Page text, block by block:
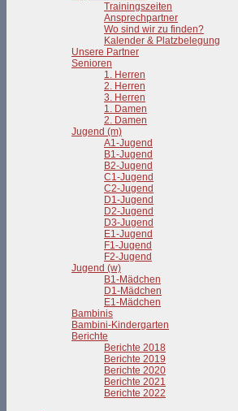
Trainingszeiten
Ansprechpartner
Wo sind wir zu finden?
Kalender & Platzbelegung
Unsere Partner
Senioren
1. Herren
2. Herren
3. Herren
1. Damen
2. Damen
Jugend (m)
A1-Jugend
B1-Jugend
B2-Jugend
C1-Jugend
C2-Jugend
D1-Jugend
D2-Jugend
D3-Jugend
E1-Jugend
F1-Jugend
F2-Jugend
Jugend (w)
B1-Mädchen
D1-Mädchen
E1-Mädchen
Bambinis
Bambini-Kindergarten
Berichte
Berichte 2018
Berichte 2019
Berichte 2020
Berichte 2021
Berichte 2022